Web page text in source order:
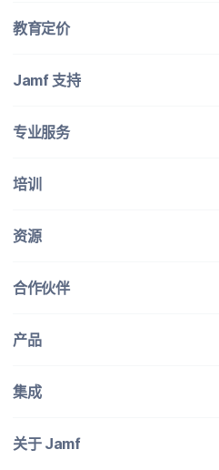
教育定​价
Jamf 支持
专业​服务
培训
资源
合作​伙伴
产品
集成
关于Jamf